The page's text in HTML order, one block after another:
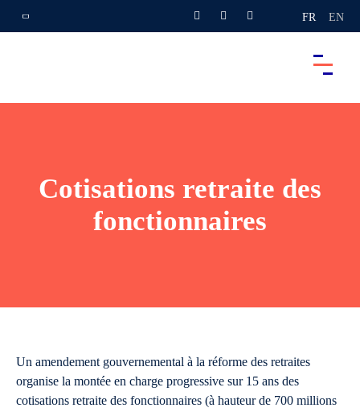
FR EN
Cotisations retraite des
fonctionnaires
Un amendement gouvernemental à la réforme des retraites
organise la montée en charge progressive sur 15 ans des
cotisations retraite des fonctionnaires (à hauteur de 700 millions